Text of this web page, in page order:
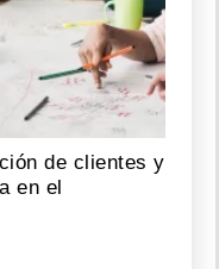
de clientes y
en el